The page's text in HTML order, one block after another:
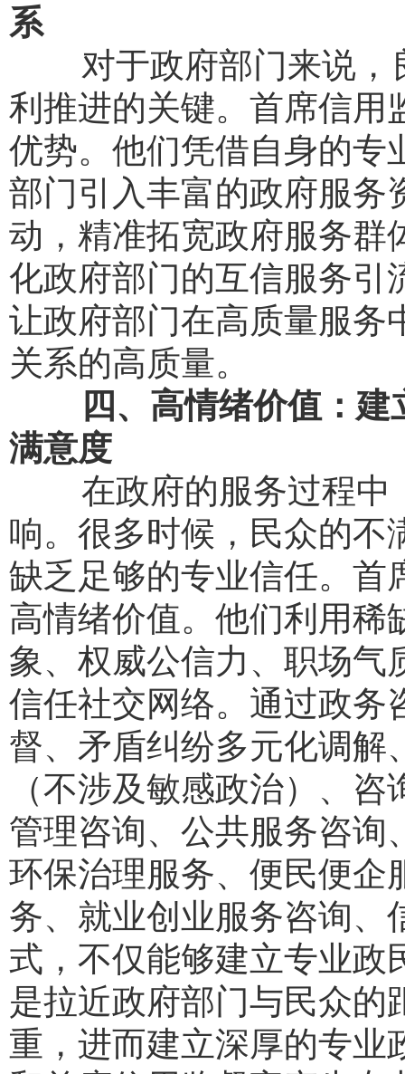
系
对于政府部门来说，
利推进的关键。首席信用
优势。他们凭借自身的专
部门引入丰富的政府服务
动，精准拓宽政府服务群
化政府部门的互信服务引
让政府部门在高质量服务
关系的高质量。
四、高情绪价值：
满意度
在政府的服务过程中
响。很多时候，民众的不
缺乏足够的专业信任。首
高情绪价值。他们利用稀
象、权威公信力、职场气
信任社交网络。通过政务
督、矛盾纠纷多元化调解
（不涉及敏感政治）、
管理咨询、公共服务咨询
环保治理服务、便民便企
务、就业创业服务咨询、
式，不仅能够建立专业政
是拉近政府部门与民众的
重，进而建立深厚的专业